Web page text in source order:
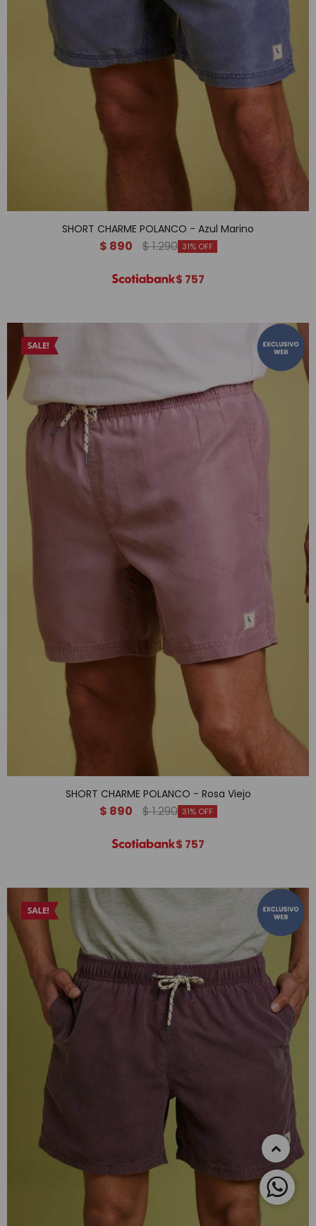
SHORT CHARME POLANCO - Azul Marino
$ 890 $1.290 31
$ 757
SHORT CHARME POLANCO - Rosa Viejo
$ 890 $1.290 31
$ 757